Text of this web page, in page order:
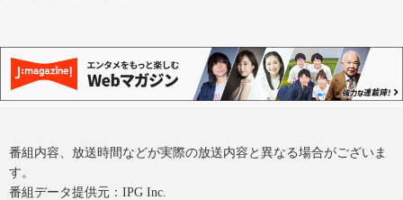
番組内容、放送時間などが実際の放送内容と異なる場合がございま
す。
番組データ提供元：IPG Inc.